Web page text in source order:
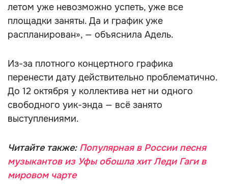
летом уже невозможно успеть, уже все
площадки заняты. Да и график уже
распланирован», — объяснила Адель.
Из-за плотного концертного графика
перенести дату действительно проблематично.
До 12 октября у коллектива нет ни одного
свободного уик-энда — всё занято
выступлениями.
Читайте также: Популярная в России песня
музыкантов из Уфы обошла хит Леди Гаги в
мировом чарте